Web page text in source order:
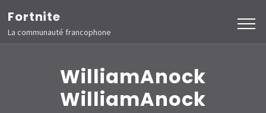
Aller
au
contenu
Fortnite
La communauté francophone
WilliamAnock
WilliamAnock